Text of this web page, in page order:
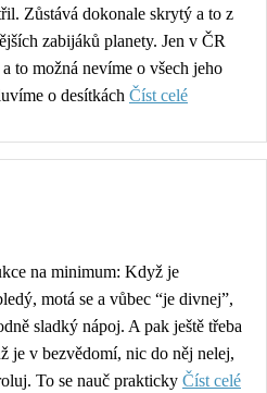
Zůstává dokonale skrytý a to z
zabijáků planety. Jen v ČR
to možná nevíme o všech jeho
o desítkách Číst celé
na minimum: Když je
motá se a vůbec “je divnej”,
sladký nápoj. A pak ještě třeba
je v bezvědomí, nic do něj nelej,
To se nauč prakticky Číst celé